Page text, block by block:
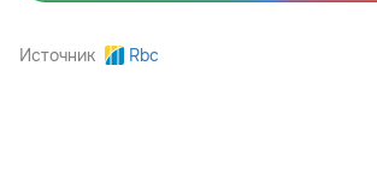
Источник Rbc